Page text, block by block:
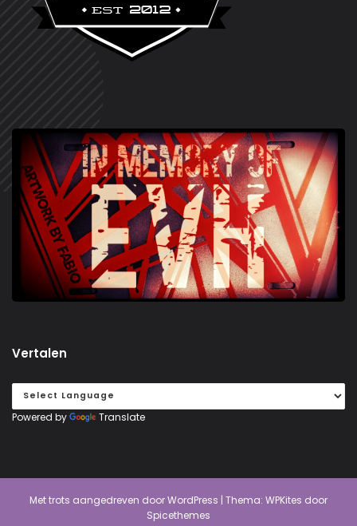
Vertalen
Powered by Translate
Met trots aangedreven doorWordPress | Thema: WPKites door
Spicethemes